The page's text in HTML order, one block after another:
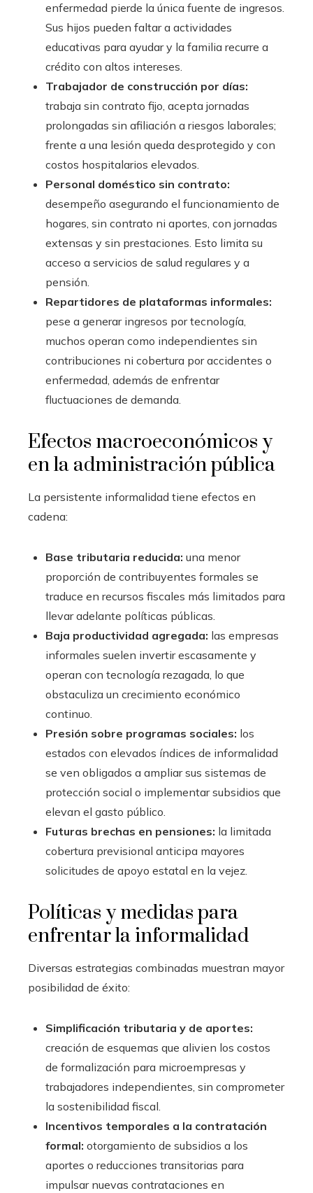
enfermedad pierde la única fuente de ingresos.
Sus hijos pueden faltar a actividades
educativas para ayudar y la familia recurre a
crédito con altos intereses.
Trabajador de construcción por días:
trabaja sin contrato fijo, acepta jornadas
prolongadas sin afiliación a riesgos laborales;
frente a una lesión queda desprotegido y con
costos hospitalarios elevados.
Personal doméstico sin contrato:
desempeño asegurando el funcionamiento de
hogares, sin contrato ni aportes, con jornadas
extensas y sin prestaciones. Esto limita su
acceso a servicios de salud regulares y a
pensión.
Repartidores de plataformas informales:
pese a generar ingresos por tecnología,
muchos operan como independientes sin
contribuciones ni cobertura por accidentes o
enfermedad, además de enfrentar
fluctuaciones de demanda.
Efectos macroeconómicos y
en la administración pública
La persistente informalidad tiene efectos en
cadena:
Base tributaria reducida: una menor
proporción de contribuyentes formales se
traduce en recursos fiscales más limitados para
llevar adelante políticas públicas.
Baja productividad agregada: las empresas
informales suelen invertir escasamente y
operan con tecnología rezagada, lo que
obstaculiza un crecimiento económico
continuo.
Presión sobre programas sociales: los
estados con elevados índices de informalidad
se ven obligados a ampliar sus sistemas de
protección social o implementar subsidios que
elevan el gasto público.
Futuras brechas en pensiones: la limitada
cobertura previsional anticipa mayores
solicitudes de apoyo estatal en la vejez.
Políticas y medidas para
enfrentar la informalidad
Diversas estrategias combinadas muestran mayor
posibilidad de éxito:
Simplificación tributaria y de aportes:
creación de esquemas que alivien los costos
de formalización para microempresas y
trabajadores independientes, sin comprometer
la sostenibilidad fiscal.
Incentivos temporales a la contratación
formal: otorgamiento de subsidios a los
aportes o reducciones transitorias para
impulsar nuevas contrataciones en